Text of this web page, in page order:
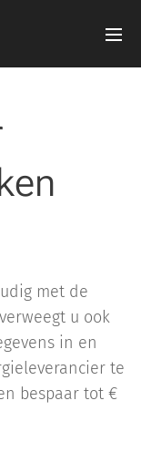
met de
u ook
in en
te
bespaar tot €